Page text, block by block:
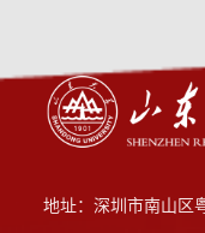
地址：深圳市南山区